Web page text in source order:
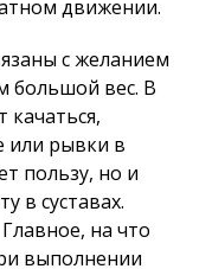
движении.
с желанием
большой вес. В
качаться,
или рывки в
пользу, но и
в суставах.
на что
выполнении